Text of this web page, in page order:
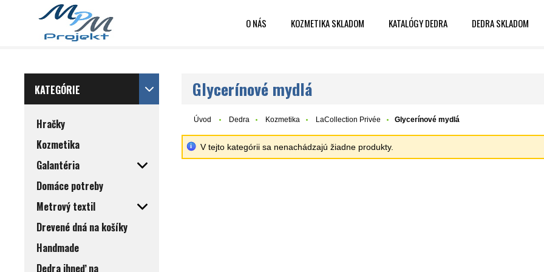
O NÁS KOZMETIKA SKLADOM KATALÓGY DEDRA DEDRA SKLADOM
KATEGÓRIE
Hračky
Kozmetika
Galantéria
Domáce potreby
Metrový textil
Drevené dná na košíky
Handmade
Dedra ihneď na
Glycerínové mydlá
Úvod Dedra Kozmetika LaCollection Privée Glycerínové mydlá
V tejto kategórii sa nenachádzajú žiadne produkty.